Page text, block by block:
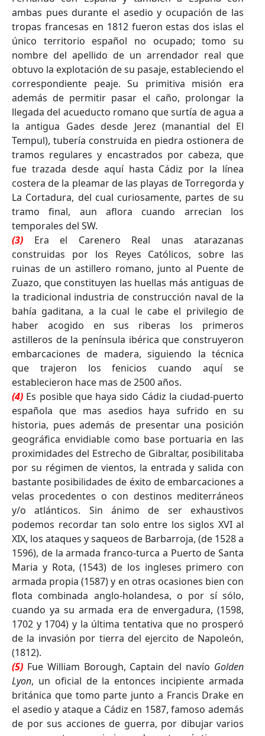
ambas pues durante el asedio y ocupación de las
tropas francesas en 1812 fueron estas dos islas el
único territorio español no ocupado; tomo su
nombre del apellido de un arrendador real que
obtuvo la explotación de su pasaje, estableciendo el
correspondiente peaje. Su primitiva misión era
además de permitir pasar el caño, prolongar la
llegada del acueducto romano que surtía de agua a
la antigua Gades desde Jerez (manantial del El
Tempul), tubería construida en piedra ostionera de
tramos regulares y encastrados por cabeza, que
fue trazada desde aquí hasta Cádiz por la línea
costera de la pleamar de las playas de Torregorda y
La Cortadura, del cual curiosamente, partes de su
tramo final, aun aflora cuando arrecian los
temporales del SW.
(3) Era el Carenero Real unas atarazanas
construidas por los Reyes Católicos, sobre las
ruinas de un astillero romano, junto al Puente de
Zuazo, que constituyen las huellas más antiguas de
la tradicional industria de construcción naval de la
bahía gaditana, a la cual le cabe el privilegio de
haber acogido en sus riberas los primeros
astilleros de la península ibérica que construyeron
embarcaciones de madera, siguiendo la técnica
que trajeron los fenicios cuando aquí se
establecieron hace mas de 2500 años.
(4) Es posible que haya sido Cádiz la ciudad-puerto
española que mas asedios haya sufrido en su
historia, pues además de presentar una posición
geográfica envidiable como base portuaria en las
proximidades del Estrecho de Gibraltar, posibilitaba
por su régimen de vientos, la entrada y salida con
bastante posibilidades de éxito de embarcaciones a
velas procedentes o con destinos mediterráneos
y/o atlánticos. Sin ánimo de ser exhaustivos
podemos recordar tan solo entre los siglos XVI al
XIX, los ataques y saqueos de Barbarroja, (de 1528 a
1596), de la armada franco-turca a Puerto de Santa
Maria y Rota, (1543) de los ingleses primero con
armada propia (1587) y en otras ocasiones bien con
flota combinada anglo-holandesa, o por sí sólo,
cuando ya su armada era de envergadura, (1598,
1702 y 1704) y la última tentativa que no prosperó
de la invasión por tierra del ejercito de Napoleón,
(1812).
(5) Fue William Borough, Captain del navío Golden
Lyon, un oficial de la entonces incipiente armada
británica que tomo parte junto a Francis Drake en
el asedio y ataque a Cádiz en 1587, famoso además
de por sus acciones de guerra, por dibujar varios